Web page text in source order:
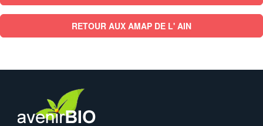
RETOUR AUX AMAP DE L' AIN